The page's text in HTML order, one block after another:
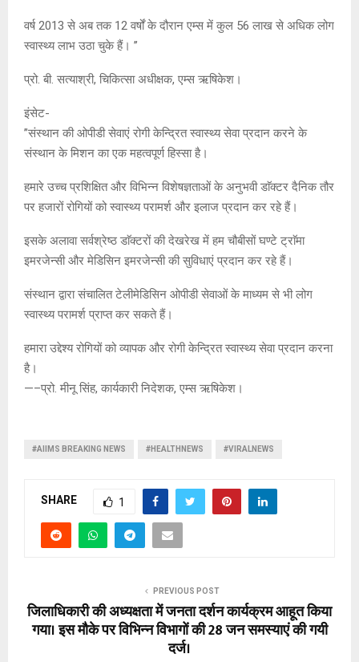
वर्ष 2013 से अब तक 12 वर्षों के दौरान एम्स में कुल 56 लाख से अधिक लोग
स्वास्थ्य लाभ उठा चुके हैं। ’’
प्रो. बी. सत्याश्री, चिकित्सा अधीक्षक, एम्स ऋषिकेश।
इंसेट-
’’संस्थान की ओपीडी सेवाएं रोगी केन्द्रित स्वास्थ्य सेवा प्रदान करने के
संस्थान के मिशन का एक महत्वपूर्ण हिस्सा है।
हमारे उच्च प्रशिक्षित और विभिन्न विशेषज्ञताओं के अनुभवी डाॅक्टर दैनिक तौर
पर हजारों रोगियों को स्वास्थ्य परामर्श और इलाज प्रदान कर रहे हैं।
इसके अलावा सर्वश्रेष्ठ डाॅक्टरों की देखरेख में हम चौबीसों घण्टे ट्राॅमा
इमरजेन्सी और मेडिसिन इमरजेन्सी की सुविधाएं प्रदान कर रहे हैं।
संस्थान द्वारा संचालित टेलीमेडिसिन ओपीडी सेवाओं के माध्यम से भी लोग
स्वास्थ्य परामर्श प्राप्त कर सकते हैं।
हमारा उद्देश्य रोगियों को व्यापक और रोगी केन्द्रित स्वास्थ्य सेवा प्रदान करना
है।
—–प्रो. मीनू सिंह, कार्यकारी निदेशक, एम्स ऋषिकेश।
#AIIMS BREAKING NEWS #HEALTHNEWS #VIRALNEWS
SHARE 1
PREVIOUS POST
जिलाधिकारी की अध्यक्षता में जनता दर्शन कार्यक्रम आहूत किया
गया। इस मौके पर विभिन्न विभागों की 28 जन समस्याएं की गयी
दर्ज।